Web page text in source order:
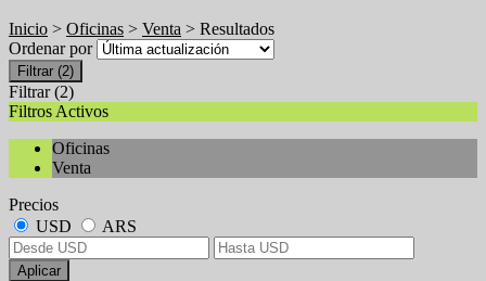
Inicio > Oficinas > Venta > Resultados
Ordenar por
Filtrar (2)
Filtrar (2)
Filtros Activos
Oficinas
Venta
Precios
USD
ARS
Aplicar